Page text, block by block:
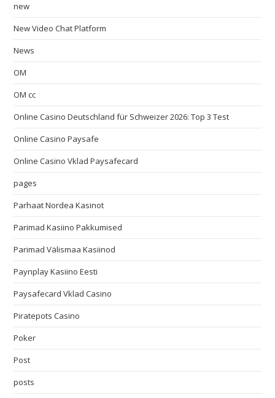
new
New Video Chat Platform
News
OM
OM cc
Online Casino Deutschland für Schweizer 2026: Top 3 Test
Online Casino Paysafe
Online Casino Vklad Paysafecard
pages
Parhaat Nordea Kasinot
Parimad Kasiino Pakkumised
Parimad Välismaa Kasiinod
Paynplay Kasiino Eesti
Paysafecard Vklad Casino
Piratepots Casino
Poker
Post
posts